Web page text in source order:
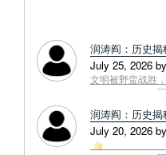
润涛阎：历史
July 25, 2026
文明被野蛮战胜
润涛阎：历史
July 20, 2026